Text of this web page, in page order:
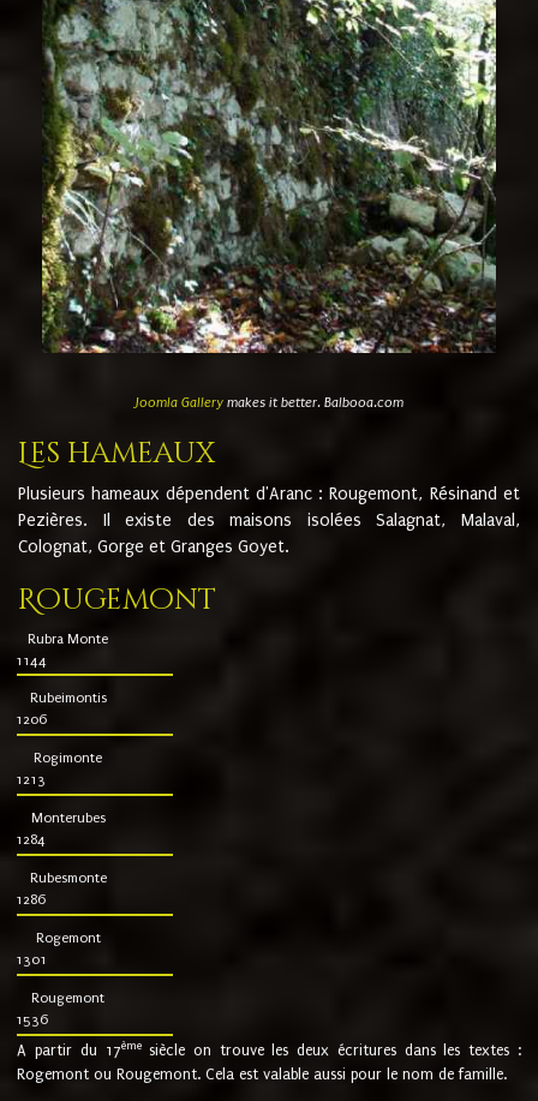
Joomla Gallerymakes it better. Balbooa.com
Les hameaux
Plusieurs hameaux dépendent d'Aranc : Rougemont, Résinand et
Pezières. Il existe des maisons isolées Salagnat, Malaval,
Colognat, Gorge et Granges Goyet.
Rougemont
Rubra Monte
1144
Rubeimontis
1206
Rogimonte
1213
Monterubes
1284
Rubesmonte
1286
Rogemont
1301
Rougemont
1536
A partir du 17ème siècle on trouve les deux écritures dans les textes :
Rogemont ou Rougemont. Cela est valable aussi pour le nom de famille.